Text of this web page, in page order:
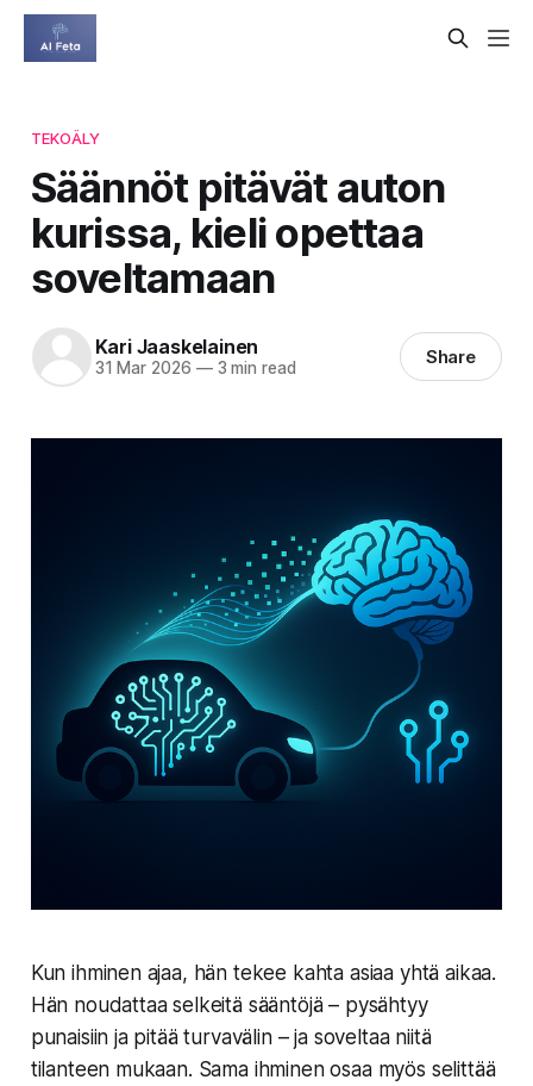
TEKOÄLY
Säännöt pitävät auton
kurissa, kieli opettaa
soveltamaan
Kari Jaaskelainen
31 Mar 2026 —3 min read Share
Kun ihminen ajaa, hän tekee kahta asiaa yhtä aikaa.
Hän noudattaa selkeitä sääntöjä – pysähtyy
punaisiin ja pitää turvavälin – ja soveltaa niitä
tilanteen mukaan. Sama ihminen osaa myös selittää